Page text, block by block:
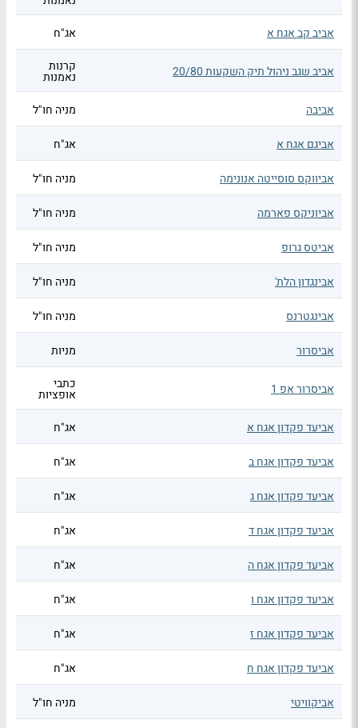
אביב קב אגח א
אג"ח
אביב שגב ניהול תיק השקעות 20/80 קרנות
נאמנות
אביבה
מניה חו"ל
אביגם אגח א אג"ח
אביווקס סוסייטה אנונימה מניה חו"ל
אביוניקס פארמה מניה חו"ל
אביטס גרופ מניה חו"ל
אבינגדון הלת' מניה חו"ל
אבינגטרנס מניה חו"ל
אביסרור מניות
אביסרור אפ 1 כתבי
אופציות
אביעד פקדון אגח א
אג"ח
אביעד פקדון אגח ב אג"ח
אביעד פקדון אגח ג אג"ח
אביעד פקדון אגח ד אג"ח
אביעד פקדון אגח ה אג"ח
אביעד פקדון אגח ו אג"ח
אביעד פקדון אגח ז אג"ח
אביעד פקדון אגח ח אג"ח
אביקוויטי מניה חו"ל